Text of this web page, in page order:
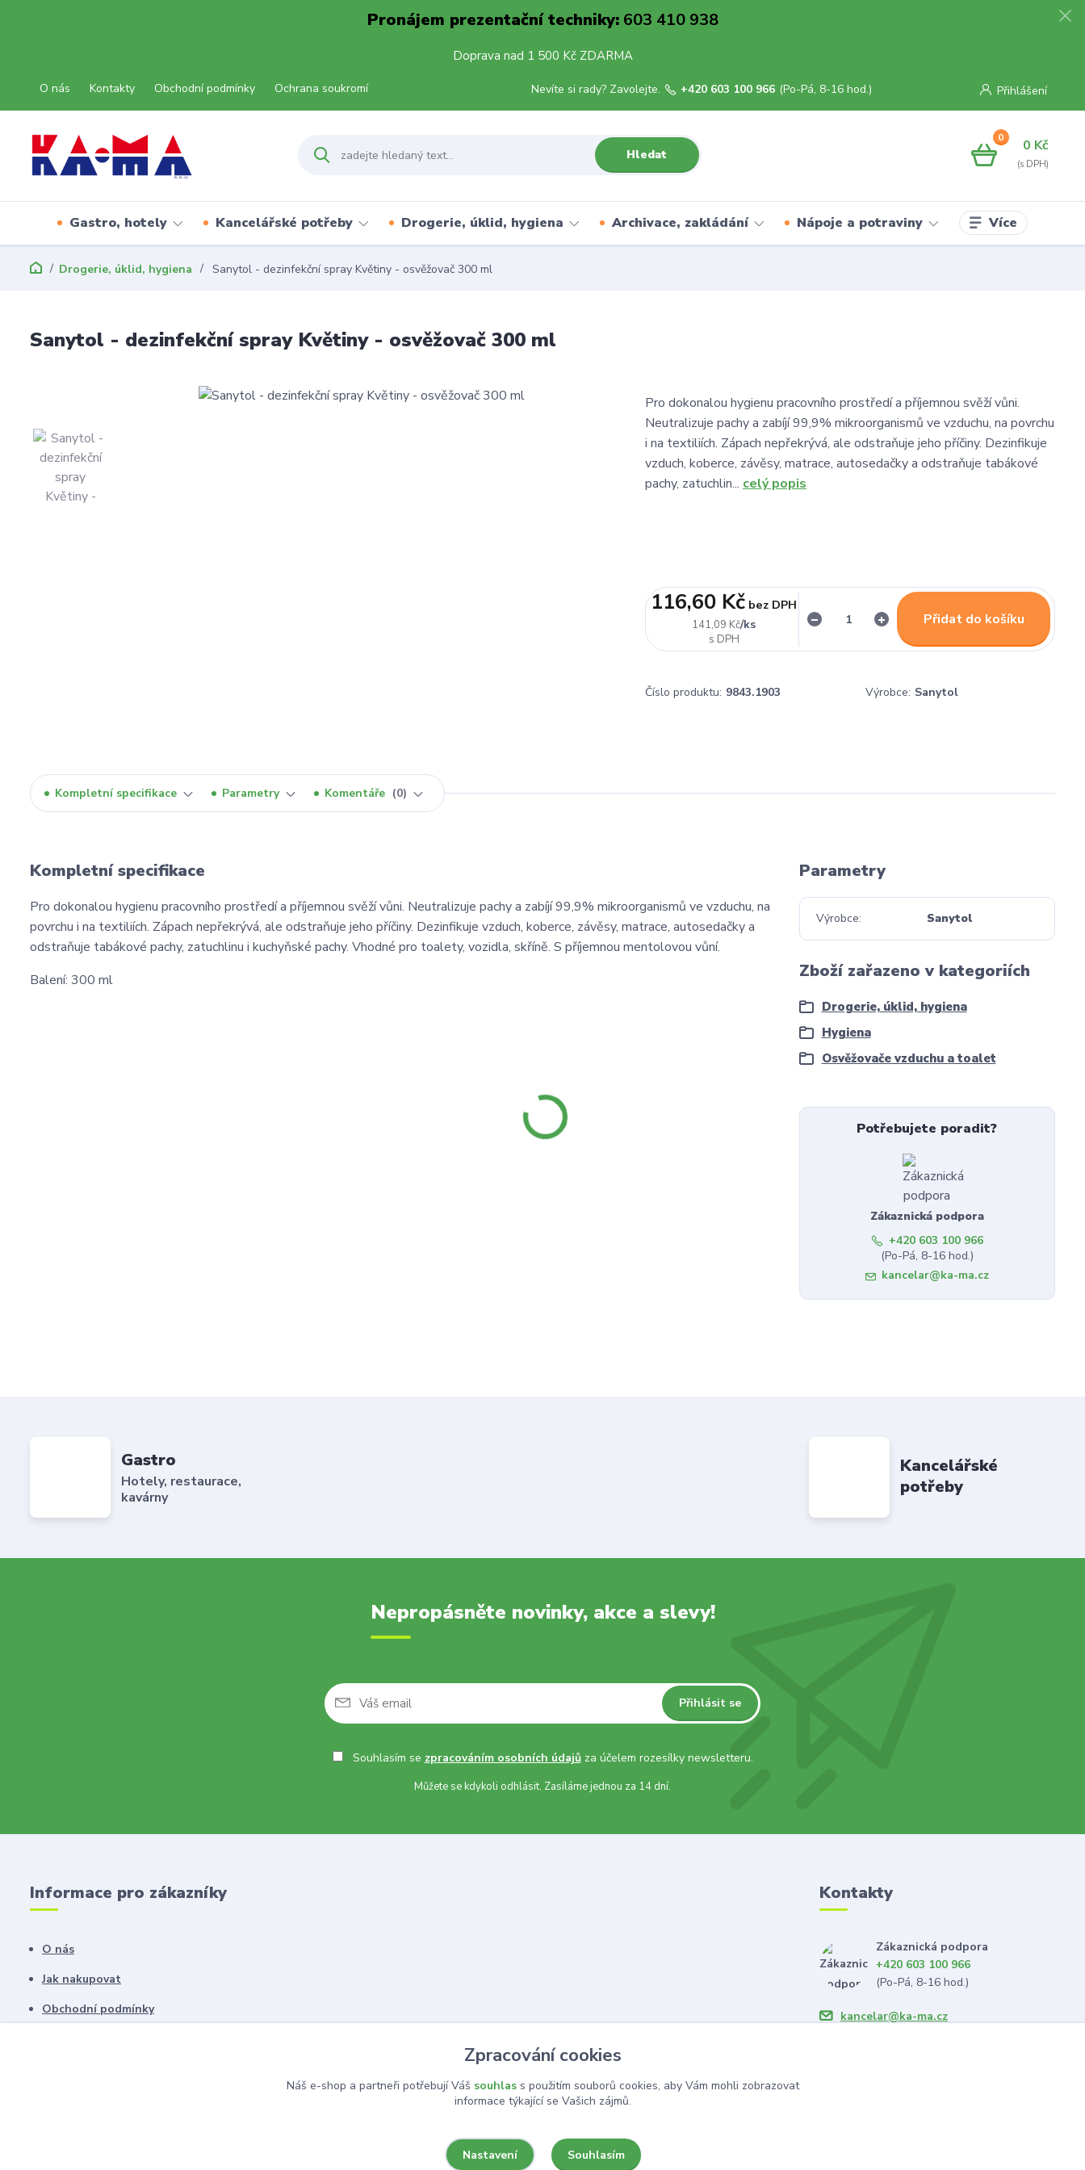
Pronájem prezentační techniky:603 410 938
Doprava nad 1 500 Kč ZDARMA
O nás Kontakty Obchodní podmínky Ochrana soukromí Přihlášení
Hledat
Nevíte si rady? Zavolejte. +420 603 100 966 (Po-Pá, 8-16 hod.)
0 0 Kč
Gastro, hotely Kancelářské potřeby Drogerie, úklid, hygiena Archivace, zakládání Nápoje a potraviny Více
Drogerie, úklid, hygiena Sanytol - dezinfekční spray Květiny - osvěžovač 300 ml
Sanytol - dezinfekční spray Květiny - osvěžovač 300 ml
Pro dokonalou hygienu pracovního prostředí a příjemnou svěží vůni.
Neutralizuje pachy a zabíjí 99,9% mikroorganismů ve vzduchu, na povrchu
i na textiliích. Zápach nepřekrývá, ale odstraňuje jeho příčiny. Dezinfikuje
vzduch, koberce, závěsy, matrace, autosedačky a odstraňuje tabákové
pachy, zatuchlin... celý popis
141,09 Kč/ks
116,60 Kč bez DPH
Přidat do košíku
Číslo produktu: 9843.1903 Výrobce: Sanytol
Kompletní specifikace Parametry Komentáře 0
Kompletní specifikace
Pro dokonalou hygienu pracovního prostředí a příjemnou svěží vůni. Neutralizuje pachy a zabíjí 99,9% mikroorganismů ve vzduchu, na
povrchu i na textiliích. Zápach nepřekrývá, ale odstraňuje jeho příčiny. Dezinfikuje vzduch, koberce, závěsy, matrace, autosedačky a
odstraňuje tabákové pachy, zatuchlinu i kuchyňské pachy. Vhodné pro toalety, vozidla, skříně. S příjemnou mentolovou vůní.
Balení: 300 ml
Parametry
Výrobce Sanytol
Zboží zařazeno v kategoriích
Drogerie, úklid, hygiena
Hygiena
Osvěžovače vzduchu a toalet
Potřebujete poradit?
Zákaznická podpora
+420 603 100 966
(Po-Pá, 8-16 hod.)
kancelar@ka-ma.cz
Gastro
Hotely, restaurace,
kavárny
Kancelářské
potřeby
Nepropásněte novinky, akce a slevy!
Přihlásit se
Souhlasím se zpracováním osobních údajůza účelem rozesílky newsletteru.
Můžete se kdykoli odhlásit. Zasíláme jednou za 14 dní.
Informace pro zákazníky
O nás
Jak nakupovat
Obchodní podmínky
Kontakty
Zákaznická podpora
+420 603 100 966
(Po-Pá, 8-16 hod.)
kancelar@ka-ma.cz
Zpracování cookies
Náš e-shop a partneři potřebují Váš souhlass použitím souborů cookies, aby Vám mohli zobrazovat
informace týkající se Vašich zájmů.
Nastavení Souhlasím